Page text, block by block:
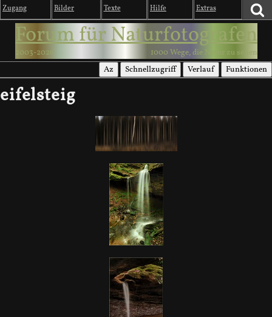
Zugang Bilder Texte Hilfe Extras
Forum für Naturfotografen
2003-2026 1000 Wege, die Natur zu sehen
Az Schnellzugriff Verlauf Funktionen
eifelsteig